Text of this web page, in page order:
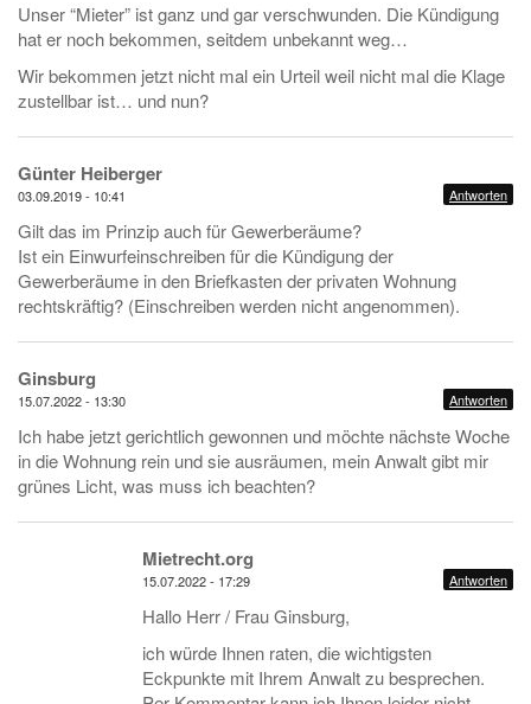
Unser “Mieter” ist ganz und gar verschwunden. Die Kündigung
hat er noch bekommen, seitdem unbekannt weg…
Wir bekommen jetzt nicht mal ein Urteil weil nicht mal die Klage
zustellbar ist… und nun?
Günter Heiberger
03.09.2019 - 10:41 Antworten
Gilt das im Prinzip auch für Gewerberäume?
Ist ein Einwurfeinschreiben für die Kündigung der
Gewerberäume in den Briefkasten der privaten Wohnung
rechtskräftig? (Einschreiben werden nicht angenommen).
Ginsburg
15.07.2022 - 13:30 Antworten
Ich habe jetzt gerichtlich gewonnen und möchte nächste Woche
in die Wohnung rein und sie ausräumen, mein Anwalt gibt mir
grünes Licht, was muss ich beachten?
Mietrecht.org
15.07.2022 - 17:29 Antworten
Hallo Herr / Frau Ginsburg,
ich würde Ihnen raten, die wichtigsten
Eckpunkte mit Ihrem Anwalt zu besprechen.